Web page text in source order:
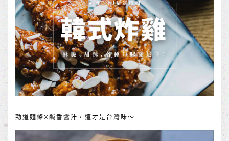
勁道麵條X鹹香醬汁，這才是台灣味～